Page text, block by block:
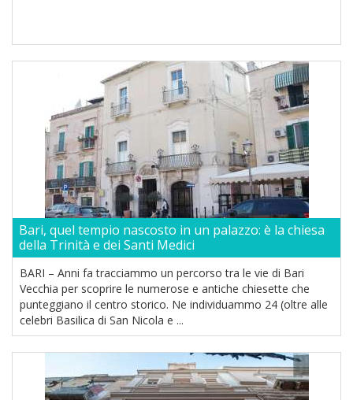
Bari, quel tempio nascosto in un palazzo: è la chiesa
della Trinità e dei Santi Medici
BARI – Anni fa tracciammo un percorso tra le vie di Bari
Vecchia per scoprire le numerose e antiche chiesette che
punteggiano il centro storico. Ne individuammo 24 (oltre alle
celebri Basilica di San Nicola e ...